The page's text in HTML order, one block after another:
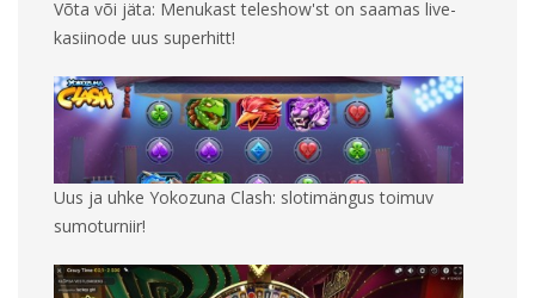
Võta või jäta: Menukast teleshow'st on saamas live-
kasiinode uus superhitt!
Uus ja uhke Yokozuna Clash: slotimängus toimuv
sumoturniir!